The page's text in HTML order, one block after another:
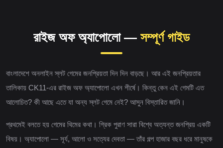
রাইজ অফ অ্যাপোলো — সম্পূর্ণ গাইড
বাংলাদেশে অনলাইন স্লট গেমের জনপ্রিয়তা দিন দিন বাড়ছে। আর এই জনপ্রিয়তার
তালিকায় CK11-এর রাইজ অফ অ্যাপোলো এখন শীর্ষে। কিন্তু কেন এই গেমটি এত
আলোচিত? কী আছে এতে যা অন্য স্লট গেমে নেই? আসুন বিস্তারিত জানি।
প্রথমেই বলতে হয় গেমের থিমের কথা। গ্রিক পুরাণ সারা বিশ্বে অত্যন্ত জনপ্রিয় একটি
বিষয়। অ্যাপোলো — সূর্য, আলো ও সত্যের দেবতা — তাঁর গল্প হাজার বছর ধরে মানুষকে